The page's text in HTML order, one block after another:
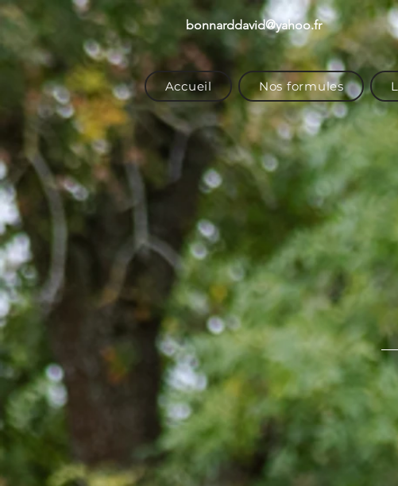
bonnarddavid@yahoo.fr
Accueil Nos formules
Notre
route
comme à